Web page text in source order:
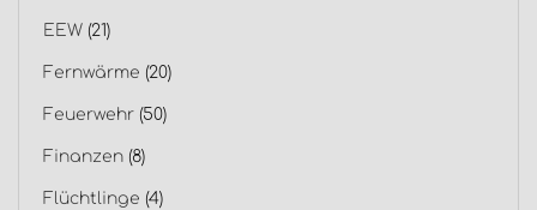
EEW (21)
Fernwärme (20)
Feuerwehr (50)
Finanzen (8)
Flüchtlinge (4)